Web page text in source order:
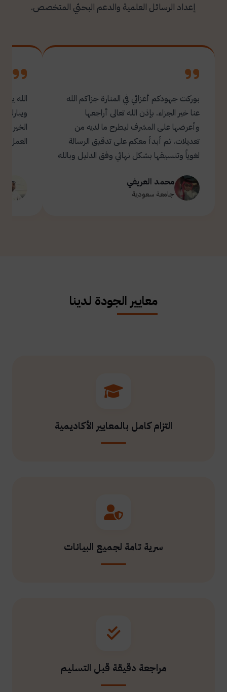
إعداد الرسائل العلمية والدعم البحثي المتخصص.
بوركت جهودكم أعزائي في المنارة جزاكم الله
عنا خير الجزاء. بإذن الله تعالى أراجعها
وأعرضها على المشرف ليطرح ما لديه من
تعديلات. ثم أبدأ معكم على تدقيق الرسالة
لغوياً وتنسيقها بشكل نهائي وفق الدليل وبالله
محمد العريفي
جامعة سعودية
الله
العمل.
معايير الجودة لدينا
التزام كامل بالمعايير الأكاديمية
سرية تامة لجميع البيانات
مراجعة دقيقة قبل التسليم